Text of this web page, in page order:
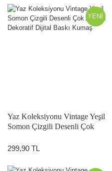
YENİ
Yaz Koleksiyonu Vintage Yeşil
Somon Çizgili Desenli Çok
Kumaş
299,90 TL